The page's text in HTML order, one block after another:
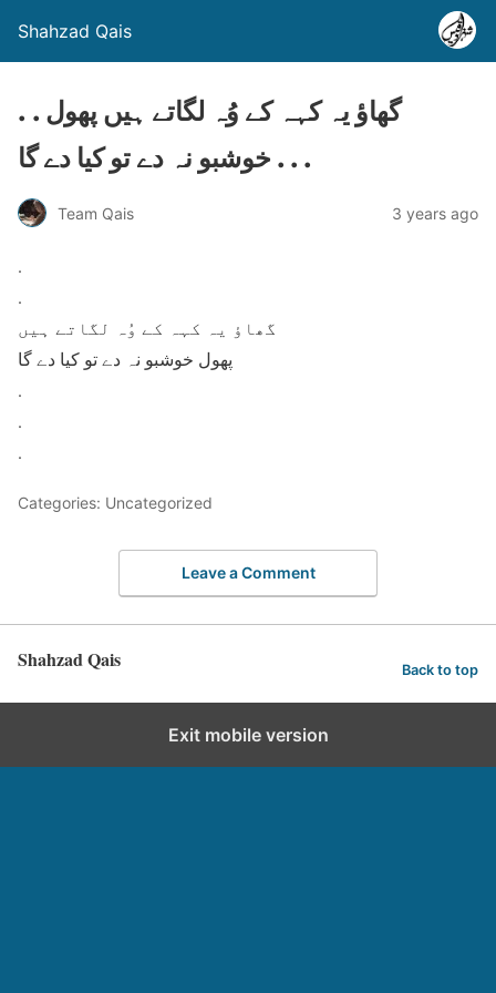
Shahzad Qais
. . گھاؤ یہ کہہ کے وُہ لگاتے ہیں پھول
خوشبو نہ دے تو کیا دے گا . . .
Team Qais 3 years ago
.
.
گھاؤ یہ کہہ کے وُہ لگاتے ہیں
پھول خوشبو نہ دے تو کیا دے گا
.
.
.
Categories: Uncategorized
Leave a Comment
Shahzad Qais Back to top
Exit mobile version